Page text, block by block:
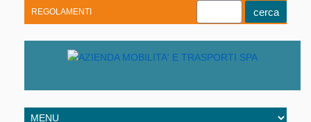
REGOLAMENTI